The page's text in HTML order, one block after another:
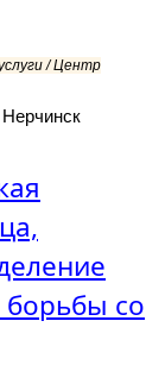
/ Центр
со